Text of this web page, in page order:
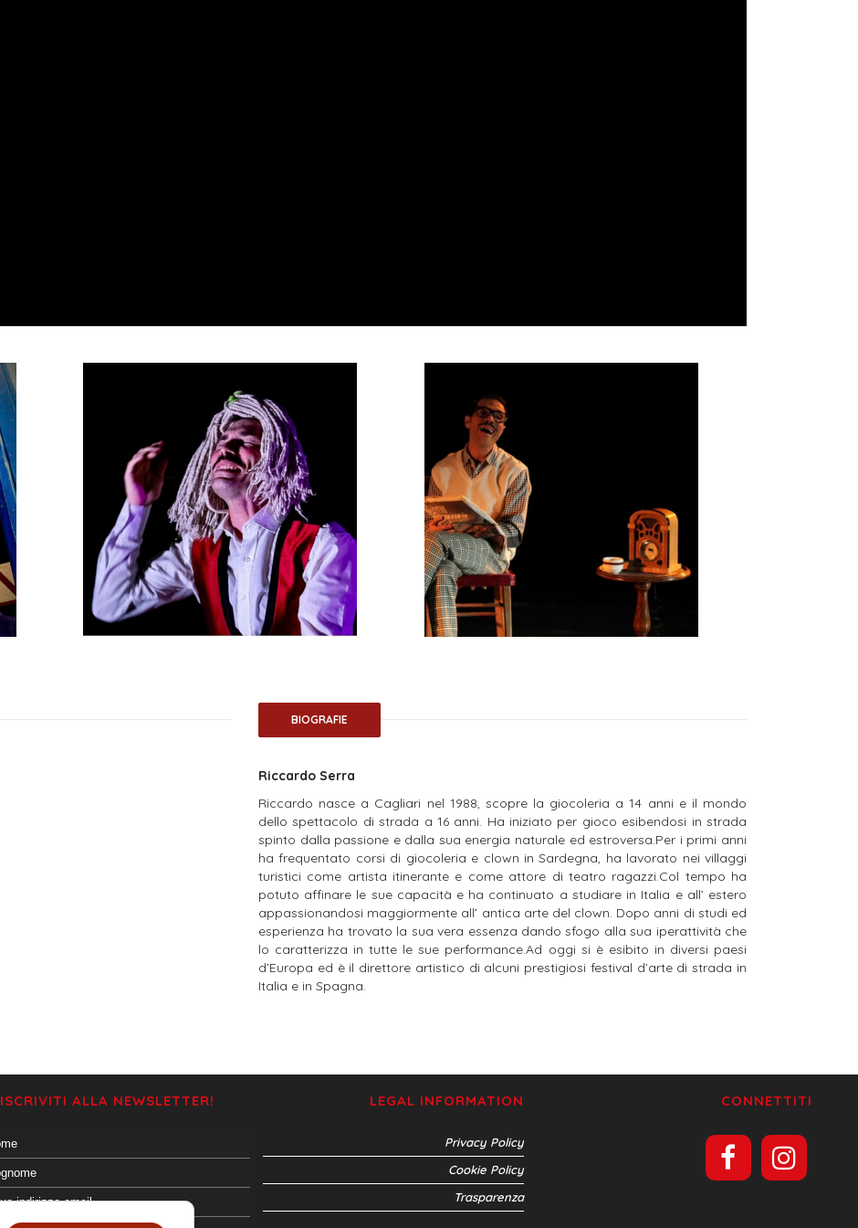
BIOGRAFIE
Riccardo Serra
Riccardo nasce a Cagliari nel 1988, scopre la giocoleria a 14 anni e il mondo
dello spettacolo di strada a 16 anni. Ha iniziato per gioco esibendosi in strada
spinto dalla passione e dalla sua energia naturale ed estroversa.Per i primi anni
ha frequentato corsi di giocoleria e clown in Sardegna, ha lavorato nei villaggi
turistici come artista itinerante e come attore di teatro ragazzi.Col tempo ha
potuto affinare le sue capacità e ha continuato a studiare in Italia e all’ estero
appassionandosi maggiormente all’ antica arte del clown. Dopo anni di studi ed
esperienza ha trovato la sua vera essenza dando sfogo alla sua iperattività che
lo caratterizza in tutte le sue performance.Ad oggi si è esibito in diversi paesi
d’Europa ed è il direttore artistico di alcuni prestigiosi festival d’arte di strada in
Italia e in Spagna.
ISCRIVITI ALLA NEWSLETTER! LEGAL INFORMATION
Privacy Policy
Cookie Policy
Trasparenza
CONNETTITI